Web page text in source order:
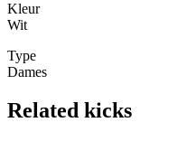
Kleur
Wit
Type
Dames
Related kicks